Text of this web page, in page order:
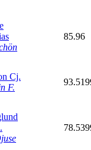
85.96
Cj.
F.